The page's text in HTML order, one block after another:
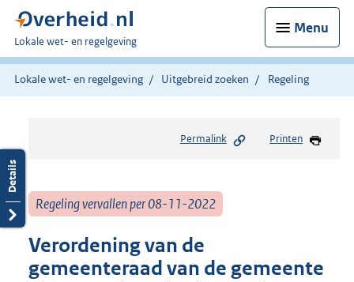
Menu
U
bent
hier:
Lokale wet- en regelgeving
Lokale wet- en regelgeving Uitgebreid zoeken Regeling
Permalink Printen
Regeling vervallen per 08-11-2022
Verordening van de
gemeenteraad van de gemeente